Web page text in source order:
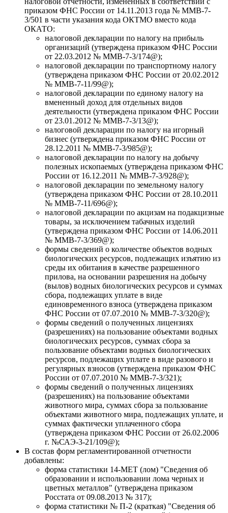
приказом ФНС России от 14.11.2013 года № ММВ-7-
3/501 в части указания кода ОКТМО вместо кода
ОКАТО:
налоговой декларации по налогу на прибыль
организаций (утверждена приказом ФНС России
от 22.03.2012 № ММВ-7-3/174@);
налоговой декларации по транспортному налогу
(утверждена приказом ФНС России от 20.02.2012
№ ММВ-7-11/99@);
налоговой декларации по единому налогу на
вмененный доход для отдельных видов
деятельности (утверждена приказом ФНС России
от 23.01.2012 № ММВ-7-3/13@);
налоговой декларации по налогу на игорный
бизнес (утверждена приказом ФНС России от
28.12.2011 № ММВ-7-3/985@);
налоговой декларации по налогу на добычу
полезных ископаемых (утверждена приказом ФНС
России от 16.12.2011 № ММВ-7-3/928@);
налоговой декларации по земельному налогу
(утверждена приказом ФНС России от 28.10.2011
№ ММВ-7-11/696@);
налоговой декларации по акцизам на подакцизные
товары, за исключением табачных изделий
(утверждена приказом ФНС России от 14.06.2011
№ ММВ-7-3/369@);
формы сведений о количестве объектов водных
биологических ресурсов, подлежащих изъятию из
среды их обитания в качестве разрешенного
прилова, на основании разрешения на добычу
(вылов) водных биологических ресурсов и суммах
сбора, подлежащих уплате в виде
единовременного взноса (утверждена приказом
ФНС России от 07.07.2010 № ММВ-7-3/320@);
формы сведений о полученных лицензиях
(разрешениях) на пользование объектами водных
биологических ресурсов, суммах сбора за
пользование объектами водных биологических
ресурсов, подлежащих уплате в виде разового и
регулярных взносов (утверждена приказом ФНС
России от 07.07.2010 № ММВ-7-3/321);
формы сведений о полученных лицензиях
(разрешениях) на пользование объектами
животного мира, суммах сбора за пользование
объектами животного мира, подлежащих уплате, и
суммах фактически уплаченного сбора
(утверждена приказом ФНС России от 26.02.2006
г. №САЭ-3-21/109@);
В состав форм регламентированной отчетности
добавлены:
форма статистики 14-МЕТ (лом) "Сведения об
образовании и использовании лома черных и
цветных металлов" (утверждена приказом
Росстата от 09.08.2013 № 317);
форма статистики № П-2 (краткая) "Сведения об